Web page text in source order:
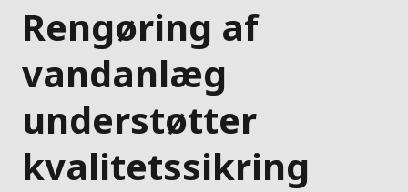
Rengøring af
vandanlæg
understøtter
kvalitetssikring